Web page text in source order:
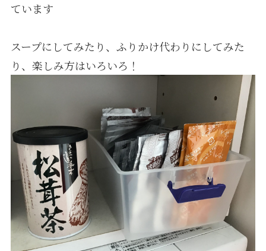
採用情報
ています
スープにしてみたり、ふりかけ代わりにしてみた
り、楽しみ方はいろいろ！